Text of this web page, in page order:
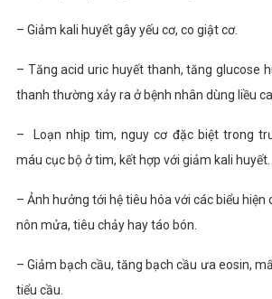
– Giảm kali huyết gây yếu cơ, co giật cơ.
– Tăng acid uric huyết thanh, tăng glucose
thanh thường xảy ra ở bệnh nhân dùng liều
– Loạn nhịp tim, nguy cơ đặc biệt trong
máu cục bộ ở tim, kết hợp với giảm kali huyết.
– Ảnh hưởng tới hệ tiêu hóa với các biểu hiện
nôn mửa, tiêu chảy hay táo bón.
– Giảm bạch cầu, tăng bạch cầu ưa eosin,
tiểu cầu.